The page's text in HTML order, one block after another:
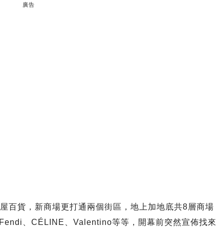
廣告
百貨，新商場更打通兩個街區，地上加地底共8層商場
、CÉLINE、Valentino等等，開幕前突然宣佈找來